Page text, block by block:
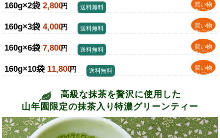
160g×2袋 2,800円
買い物
かごへ
送料無料
160g×3袋 4,000円
買い物
かごへ
送料無料
160g×6袋 7,800円
買い物
かごへ
送料無料
160g×10袋 11,800円
買い物
かごへ
送料無料
高級な抹茶を贅沢に使用した
山年園限定の抹茶入り特濃グリーンティー